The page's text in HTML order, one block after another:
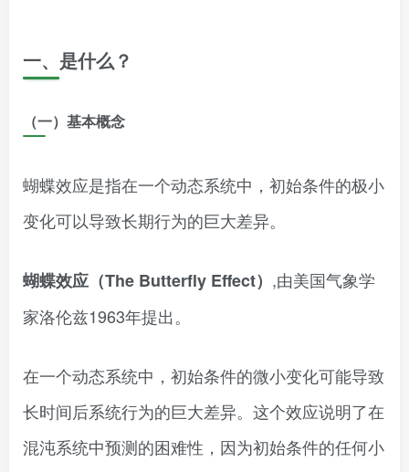
一、是什么？
（一）基本概念
蝴蝶效应是指在一个动态系统中，初始条件的极小
变化可以导致长期行为的巨大差异。
蝴蝶效应（The Butterfly Effect） ,由美国气象学
家洛伦兹1963年提出。
在一个动态系统中，初始条件的微小变化可能导致
长时间后系统行为的巨大差异。这个效应说明了在
混沌系统中预测的困难性，因为初始条件的任何小